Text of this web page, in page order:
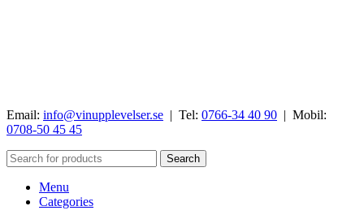
Email: info@vinupplevelser.se | Tel: 0766-34 40 90 | Mobil:
0708-50 45 45
Search
Menu
Categories